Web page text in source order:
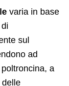
varia in base
sul
ad
a
delle